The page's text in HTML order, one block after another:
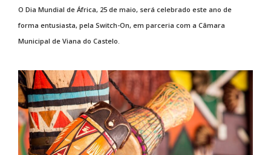
O Dia Mundial de África, 25 de maio, será celebrado este ano de
forma entusiasta, pela Switch-On, em parceria com a Câmara
Municipal de Viana do Castelo.